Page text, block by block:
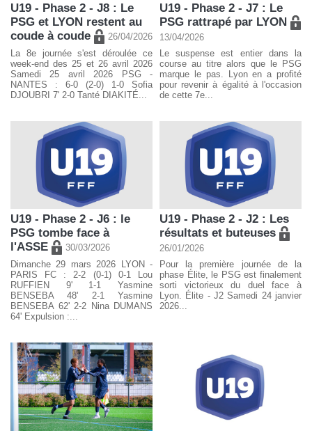
U19 - Phase 2 - J8 : Le
PSG et LYON restent au
coude à coude
26/04/2026
La 8e journée s'est déroulée ce
week-end des 25 et 26 avril 2026
Samedi 25 avril 2026 PSG -
NANTES : 6-0 (2-0) 1-0 Sofia
DJOUBRI 7' 2-0 Tanté DIAKITÉ...
U19 - Phase 2 - J7 : Le
PSG rattrapé par LYON
13/04/2026
Le suspense est entier dans la
course au titre alors que le PSG
marque le pas. Lyon en a profité
pour revenir à égalité à l'occasion
de cette 7e...
U19 - Phase 2 - J6 : le
PSG tombe face à
l'ASSE
30/03/2026
Dimanche 29 mars 2026 LYON -
PARIS FC : 2-2 (0-1) 0-1 Lou
RUFFIEN 9' 1-1 Yasmine
BENSEBA 48' 2-1 Yasmine
BENSEBA 62' 2-2 Nina DUMANS
64' Expulsion :...
U19 - Phase 2 - J2 : Les
résultats et buteuses
26/01/2026
Pour la première journée de la
phase Élite, le PSG est finalement
sorti victorieux du duel face à
Lyon. Élite - J2 Samedi 24 janvier
2026...